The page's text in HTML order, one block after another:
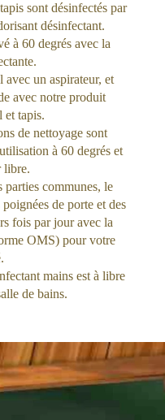
sont désinfectés par
désinfectant.
à 60 degrés avec la
un aspirateur, et
avec notre produit
et tapis.
de nettoyage sont
à 60 degrés et
libre.
parties communes, le
de porte et des
fois par jour avec la
OMS) pour votre
mains est à libre
de bains.